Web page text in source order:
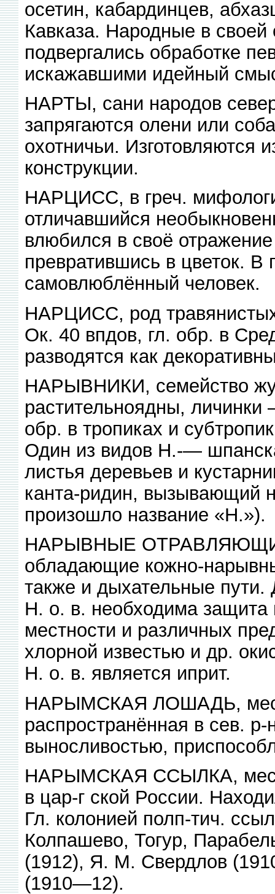
осетин, кабардинцев,
Кавказа. Народные в своей
подвергались обработке
искажавшими идейный
НАРТЫ, сани народов
запрягаются олени или
охотничьи. Изготовляются
конструкции.
НАРЦИСС, в греч.
отличавшийся
влюбился в своё
превратившись в цветок.
самовлюблённый человек.
НАРЦИСС, род
Ок. 40 впдов, гл. обр. в
разводятся как
НАРЫВНИКИ, семейство
растительноядны,
обр. в тропиках и
Один из видов Н.-—
листья деревьев и
канта-ридин, вызывающий
произошло название «Н.»).
НАРЫВНЫЕ
обладающие кожно-
также и дыхательные пути.
Н. о. в. необходима защита
местности и различных
хлорной известью и др.
Н. о. в. является иприт.
НАРЫМСКАЯ ЛОШАДЬ,
распространённая в сев.
выносливостью,
НАРЫМСКАЯ ССЫЛКА,
в цар-г ской России.
Гл. колонией полп-тич.
Колпашево, Тогур,
(1912), Я. М. Свердлов
(1910—12).